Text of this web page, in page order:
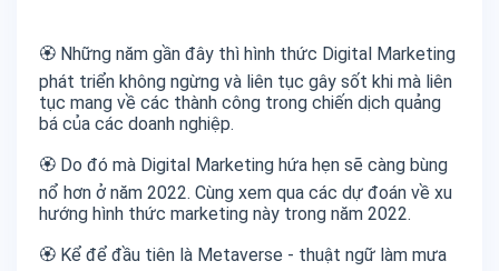
🏵️ Những năm gần đây thì hình thức Digital Marketing
phát triển không ngừng và liên tục gây sốt khi mà liên
tục mang về các thành công trong chiến dịch quảng
bá của các doanh nghiệp.
🏵️ Do đó mà Digital Marketing hứa hẹn sẽ càng bùng
nổ hơn ở năm 2022. Cùng xem qua các dự đoán về xu
hướng hình thức marketing này trong năm 2022.
🏵️ Kể để đầu tiên là Metaverse - thuật ngữ làm mưa